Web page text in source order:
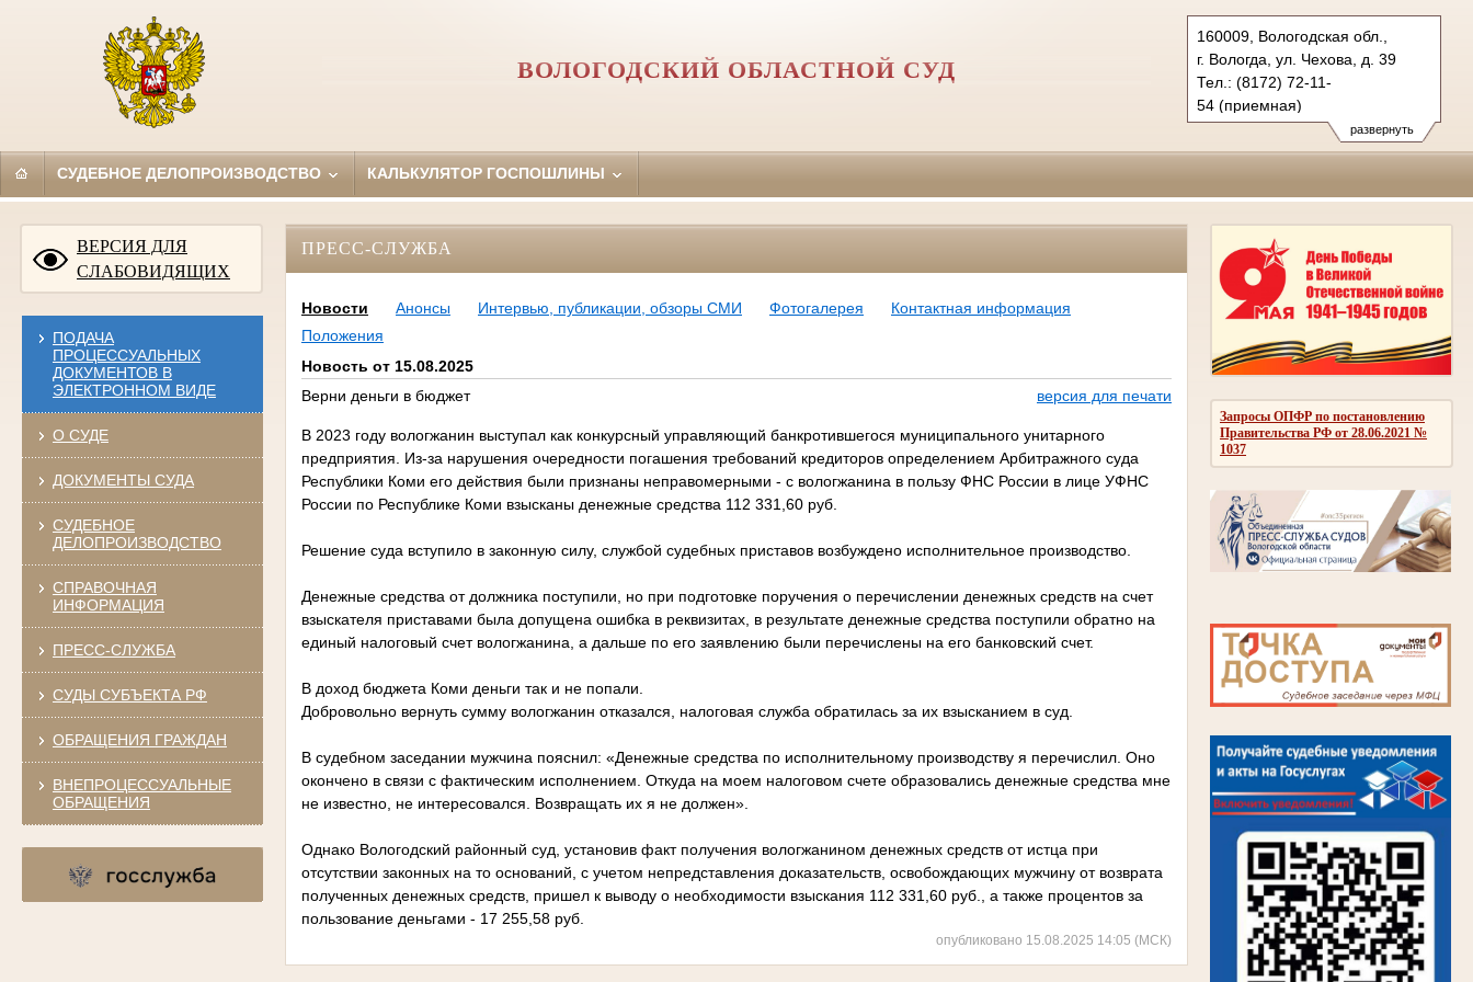
развернуть
160009, Вологодская обл.,
г. Вологда, ул. Чехова, д. 39
Тел.: (8172) 72-11-
54 (приемная)
78-64-75 (гражд.), 78-64-
60 (угол.)
ВОЛОГОДСКИЙ ОБЛАСТНОЙ СУД
СУДЕБНОЕ ДЕЛОПРОИЗВОДСТВО КАЛЬКУЛЯТОР ГОСПОШЛИНЫ
ВЕРСИЯ ДЛЯ
СЛАБОВИДЯЩИХ
ПОДАЧА
ПРОЦЕССУАЛЬНЫХ
ДОКУМЕНТОВ В
ЭЛЕКТРОННОМ ВИДЕ
О СУДЕ
ДОКУМЕНТЫ СУДА
СУДЕБНОЕ
ДЕЛОПРОИЗВОДСТВО
СПРАВОЧНАЯ
ИНФОРМАЦИЯ
ПРЕСС-СЛУЖБА
СУДЫ СУБЪЕКТА РФ
ОБРАЩЕНИЯ ГРАЖДАН
ВНЕПРОЦЕССУАЛЬНЫЕ
ОБРАЩЕНИЯ
Запросы ОПФР по постановлению
Правительства РФ от 28.06.2021 №
1037
ПРЕСС-СЛУЖБА
Новости Анонсы Интервью, публикации, обзоры СМИ Фотогалерея
Контактная информация
Положения
Новость от 15.08.2025
Верни деньги в бюджет
версия для печати
В 2023 году вологжанин выступал как конкурсный управляющий банкротившегося муниципального унитарного
предприятия. Из-за нарушения очередности погашения требований кредиторов определением Арбитражного суда
Республики Коми его действия были признаны неправомерными - с вологжанина в пользу ФНС России в лице УФНС
России по Республике Коми взысканы денежные средства 112 331,60 руб.
Решение суда вступило в законную силу, службой судебных приставов возбуждено исполнительное производство.
Денежные средства от должника поступили, но при подготовке поручения о перечислении денежных средств на счет
взыскателя приставами была допущена ошибка в реквизитах, в результате денежные средства поступили обратно на
единый налоговый счет вологжанина, а дальше по его заявлению были перечислены на его банковский счет.
В доход бюджета Коми деньги так и не попали.
Добровольно вернуть сумму вологжанин отказался, налоговая служба обратилась за их взысканием в суд.
В судебном заседании мужчина пояснил: «Денежные средства по исполнительному производству я перечислил. Оно
окончено в связи с фактическим исполнением. Откуда на моем налоговом счете образовались денежные средства мне
не известно, не интересовался. Возвращать их я не должен».
Однако Вологодский районный суд, установив факт получения вологжанином денежных средств от истца при
отсутствии законных на то оснований, с учетом непредставления доказательств, освобождающих мужчину от возврата
полученных денежных средств, пришел к выводу о необходимости взыскания 112 331,60 руб., а также процентов за
пользование деньгами - 17 255,58 руб.
опубликовано 15.08.2025 14:05 (МСК)